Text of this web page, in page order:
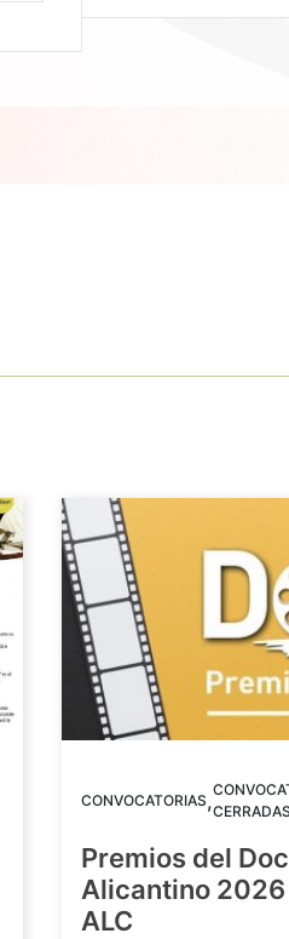
CONVOCATORIAS,CERRADAS
Premios del
Alicantino 2026
ALC